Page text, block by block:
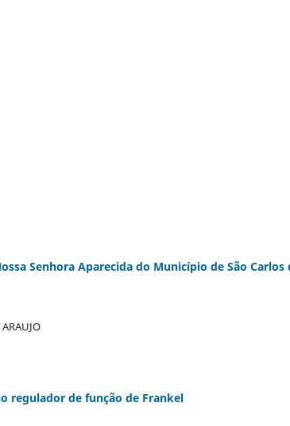
Senhora Aparecida do Município de São Carlos
regulador de função de Frankel